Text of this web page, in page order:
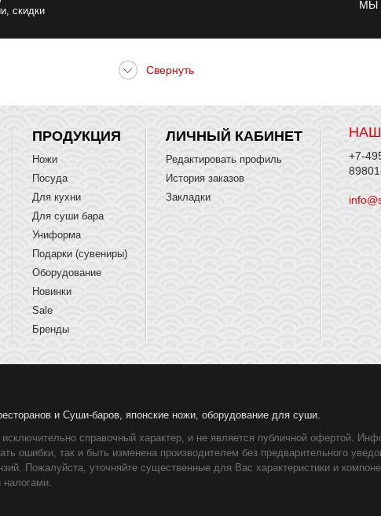
скидки
МЫ
+7-
ПРОДУКЦИЯ
Ножи
Посуда
Для кухни
Для суши бара
Униформа
Подарки (сувениры)
Оборудование
Новинки
Sale
Бренды
ЛИЧНЫЙ КАБИНЕТ
Редактировать профиль
История заказов
Закладки
и Суши-баров, японские ножи, оборудование для суши.
справочный характер, и не является публичной офертой.
ошибки, так и быть изменена производителем без предварительного
Пожалуйста, уточняйте существенные для Вас характеристики и
налогами.